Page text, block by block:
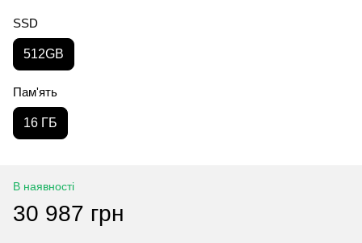
SSD
512GB
Пам'ять
16 ГБ
В наявності
30 987 грн